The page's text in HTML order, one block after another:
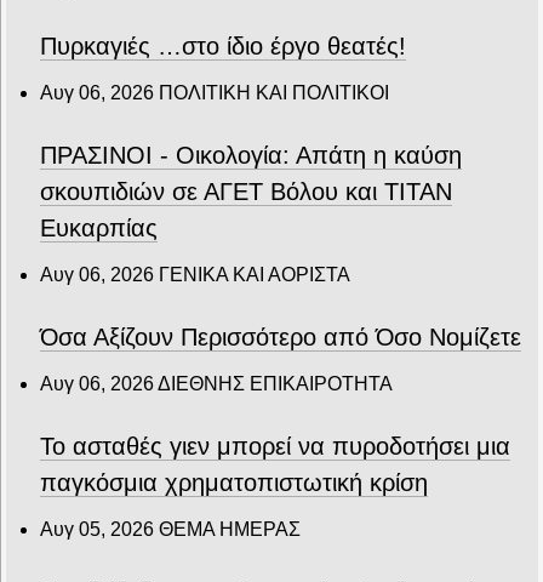
Πυρκαγιές …στο ίδιο έργο θεατές!
Αυγ 06, 2026 ΠΟΛΙΤΙΚΗ ΚΑΙ ΠΟΛΙΤΙΚΟΙ
ΠΡΑΣΙΝΟΙ - Οικολογία: Απάτη η καύση
σκουπιδιών σε ΑΓΕΤ Βόλου και ΤΙΤΑΝ
Ευκαρπίας
Αυγ 06, 2026 ΓΕΝΙΚΑ ΚΑΙ ΑΟΡΙΣΤΑ
Όσα Αξίζουν Περισσότερο από Όσο Νομίζετε
Αυγ 06, 2026ΔΙΕΘΝΗΣ ΕΠΙΚΑΙΡΟΤΗΤΑ
Το ασταθές γιεν μπορεί να πυροδοτήσει μια
παγκόσμια χρηματοπιστωτική κρίση
Αυγ 05, 2026 ΘΕΜΑ ΗΜΕΡΑΣ